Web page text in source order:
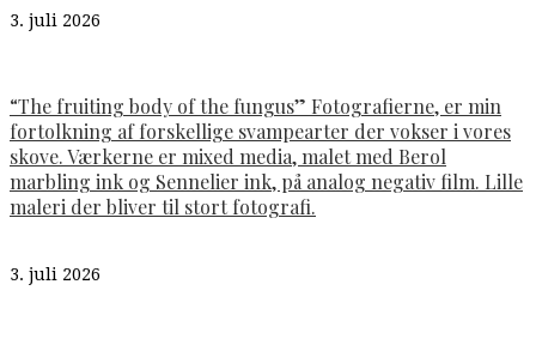
3. juli 2026
“The fruiting body of the fungus” Fotografierne, er min
fortolkning af forskellige svampearter der vokser i vores
skove. Værkerne er mixed media, malet med Berol
marbling ink og Sennelier ink, på analog negativ film. Lille
maleri der bliver til stort fotografi.
3. juli 2026